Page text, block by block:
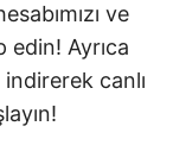
ve
edin! Ayrıca
indirerek canlı